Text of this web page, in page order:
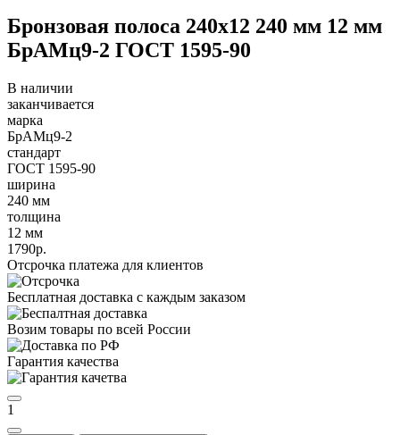
Бронзовая полоса 240х12 240 мм 12 мм
БрАМц9-2 ГОСТ 1595-90
В наличии
заканчивается
марка
БрАМц9-2
стандарт
ГОСТ 1595-90
ширина
240 мм
толщина
12 мм
1790р.
Отсрочка платежа для клиентов
Бесплатная доставка с каждым заказом
Возим товары по всей России
Гарантия качества
1